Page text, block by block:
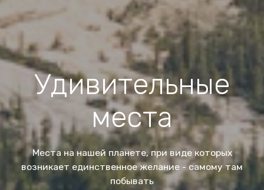
Удивительные
места
Места на нашей планете, при виде которых
возникает единственное желание - самому там
побывать